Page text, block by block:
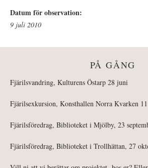
Datum för observation:
9 juli 2010
PÅ GÅNG
Fjärilsvandring, Kulturens Östarp 28 juni
Fjärilsexkursion, Konsthallen Norra Kvarken
Fjärilsföredrag, Biblioteket i Mjölby, 23
Fjärilsföredrag, Biblioteket i Trollhättan, 27